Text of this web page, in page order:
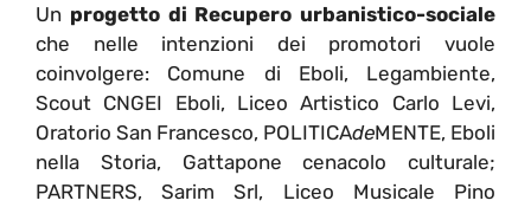
Un progetto di Recupero urbanistico-sociale
che nelle intenzioni dei promotori vuole
coinvolgere: Comune di Eboli, Legambiente,
Scout CNGEI Eboli, Liceo Artistico Carlo Levi,
Oratorio San Francesco, POLITICAdeMENTE, Eboli
nella Storia, Gattapone cenacolo culturale;
PARTNERS, Sarim Srl, Liceo Musicale Pino